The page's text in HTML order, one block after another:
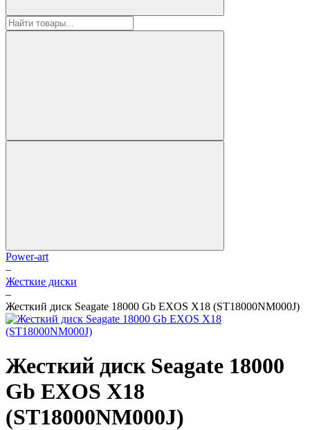
Power-art
–
Жесткие диски
–
Жесткий диск Seagate 18000 Gb EXOS X18 (ST18000NM000J)
Жесткий диск Seagate 18000
Gb EXOS X18
(ST18000NM000J)